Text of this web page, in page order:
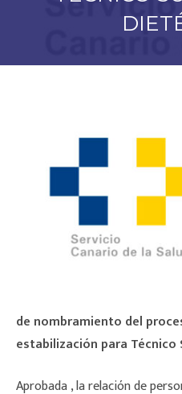
de nombramiento del
estabilización para
Aprobada , la relación de